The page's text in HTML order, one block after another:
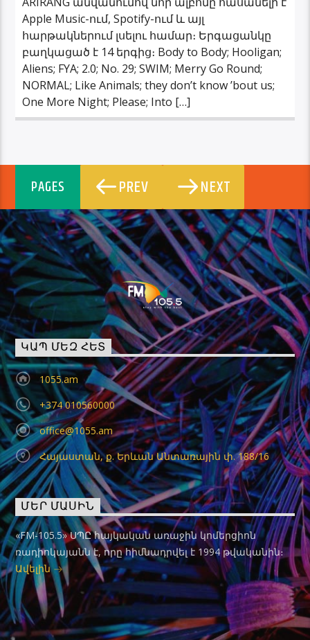
Apple Music-ում, Spotify-ում և այլ
հարթակներում լսելու համար։ Երգացանկը
բաղկացած է 14 երգից։ Body to Body; Hooligan;
Aliens; FYA; 2.0; No. 29; SWIM; Merry Go Round;
NORMAL; Like Animals; they don’t know ’bout us;
One More Night; Please; Into […]
PAGES PREV NEXT
ԿԱՊ ՄԵԶ ՀԵՏ
1055.am
+374 010560000
office@1055.am
Հայաստան, ք. Երևան Անտառային փ. 188/16
ՄԵՐ ՄԱՍԻՆ
«FM-105.5» ՍՊԸ հայկական առաջին կոմերցիոն
ռադիոկայանն է, որը հիմնադրվել է 1994 թվականին։
Ավելին